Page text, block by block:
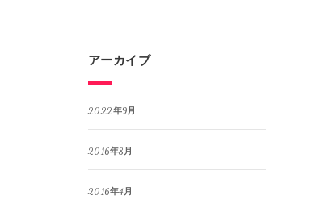
アーカイブ
2022年9月
2016年8月
2016年4月